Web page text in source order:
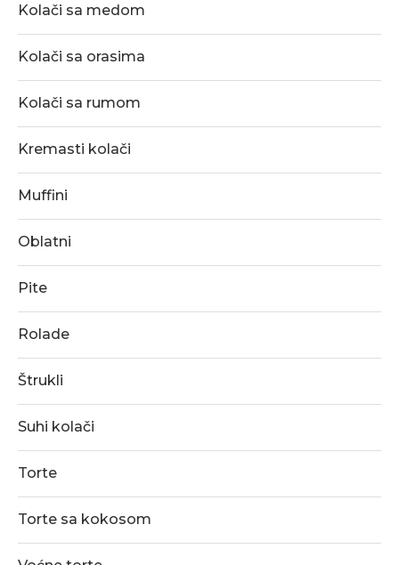
Kolači sa medom
Kolači sa orasima
Kolači sa rumom
Kremasti kolači
Muffini
Oblatni
Pite
Rolade
Štrukli
Suhi kolači
Torte
Torte sa kokosom